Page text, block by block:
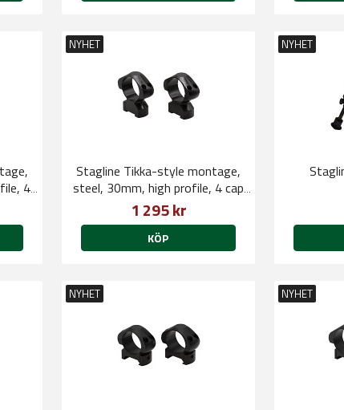
4
NYHET
Stagline Tikka-style montage,
steel, 30mm, high profile, 4 cap
screws
1 295 kr
KÖP
NYHET
NYHET NYHET